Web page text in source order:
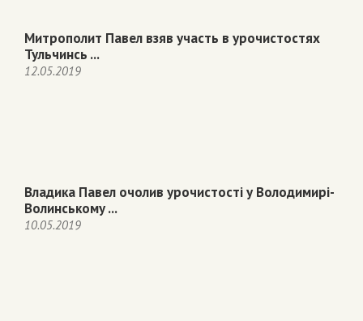
Митрополит Павел взяв участь в урочистостях
Тульчинсь ...
12.05.2019
Владика Павел очолив урочистості у Володимирі-
Волинському ...
10.05.2019